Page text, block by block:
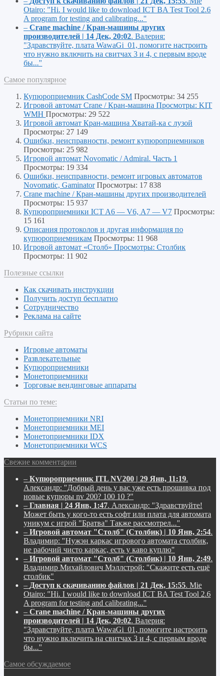
Otairo: "Hi. I would like to download ICT BA Test Tool 2.6
A program for testing and calibrating..."
– Crane machine / Кран-машины других
производителей | 14 Дек, 20:02. Валерия:
"Здравствуйте, плата WawaGi_01, помогите настроить
что нужно включить на свитчах 3 и 4, с первым вроде
бы..."
Самое популярное
Купюроприемник CashCode SM Просмотры: 34 255
Игровой автомат Crane / Кран-машина Просмотры: KIT
WMH Просмотры: 29 522
Игровой автомат Кран-машина Хватай-ка с лузой
Просмотры: 27 149
Ошибки, неисправности, ремонт купюроприемников
Просмотры: 25 982
Игровой автомат Novomatic / Admiral. Часть 1
Просмотры: 19 334
Ошибки, неисправности, ремонт игровых автоматов
Novomatic, Gaminator Просмотры: 17 838
Crane machine / Кран-машины других производителей
Просмотры: 15 937
Купюроприемники ICT A6 — V6, А7 — V7 Просмотры:
15 161
Описания протоколов и другая информация по
купюроприемникам Просмотры: 11 968
Игровой автомат «Столб» Просмотры: Столбик
Просмотры: 11 902
Полезные ссылки
Как скачивать инструкции
Получить доступ бесплатно
Сотрудничество
Реклама на сайте
Рубрики сайта
Игровые автоматы
Развлекательные
Купюроприемники
Монетоприемники
Торговые вендинговые аппараты
Статьи по теме:
Монетоприемники NRI
Монетоприемники MEI
Монетоприемники IDX
Монетоприемники WCS
Свежие комментарии
– Купюроприемник ITL NV200 | 29 Янв, 11:19.
Александр: "Добрый день у вас уже есть прошивка под
новые купюры nv 200? 100 10 ?"
– Главная | 24 Янв, 1:47. Александр: "Здравствуйте!
Может быть у кого-то есть софт или плата для автомата
уникум с игрой "Братва" Также рассмотрел..."
– Игровой автомат "Столб" (Столбик) | 10 Янв, 2:54.
Владимир: "Нужэн каркас игрового автомата столбик,
не рабочий чисто каркас, есть у каво куплю"
– Игровой автомат "Столб" (Столбик) | 10 Янв, 2:49.
Владимир Михайлович Мэллстрой: "Скажите есть ещё
столбик"
– Доступ к скачиванию файлов | 21 Дек, 15:55. Mie
Otairo: "Hi. I would like to download ICT BA Test Tool 2.6
A program for testing and calibrating..."
– Crane machine / Кран-машины других
производителей | 14 Дек, 20:02. Валерия:
"Здравствуйте, плата WawaGi_01, помогите настроить
что нужно включить на свитчах 3 и 4, с первым вроде
бы..."
Самое обсуждаемое